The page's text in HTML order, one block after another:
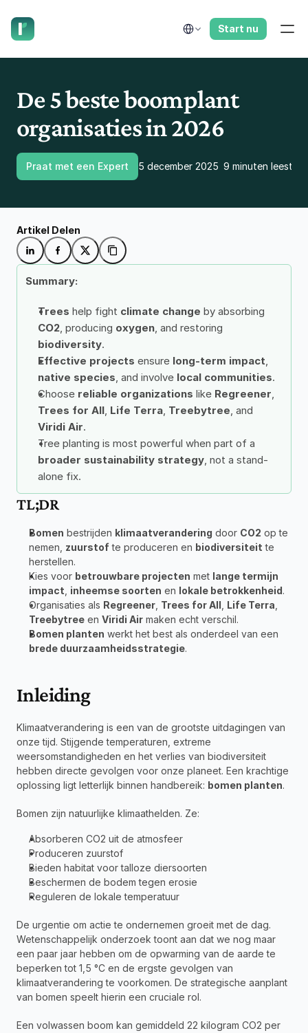
Select Language
Start nu
De 5 beste boomplant
organisaties in 2026
Praat met een Expert 5 december 2025 9 minuten leestijd
Summary:
Trees help fight climate change
CO2, producing oxygen
biodiversity.
Effective projects ensure long-term impact
native species, and involve local communities.
Choose reliable organizations like Regreener
Trees for All, Life Terra, Treebytree
Viridi Air.
broader sustainability strategy, not a stand-
alone fix.
TL;DR
Bomen bestrijden klimaatverandering door CO2 op te
nemen, zuurstof te produceren en biodiversiteit te
herstellen.
Kies voor betrouwbare projecten met lange termijn
impact inheemse soorten en lokale betrokkenheid.
Organisaties als Regreener Trees for All Life Terra
Treebytree en Viridi Air maken echt verschil.
Bomen planten
brede duurzaamheidsstrategie.
Inleiding
Klimaatverandering is een van de grootste uitdagingen van
onze tijd. Stijgende temperaturen, extreme
weersomstandigheden en het verlies van biodiversiteit
hebben directe gevolgen voor onze planeet. Een krachtige
oplossing ligt letterlijk binnen handbereik: bomen planten.
Bomen zijn natuurlijke klimaathelden. Ze:
Absorberen CO2 uit de atmosfeer
Produceren zuurstof
Bieden habitat voor talloze diersoorten
Beschermen de bodem tegen erosie
Reguleren de lokale temperatuur
De urgentie om actie te ondernemen groeit met de dag.
Wetenschappelijk onderzoek toont aan dat we nog maar
een paar jaar hebben om de opwarming van de aarde te
beperken tot 1,5 °C en de ergste gevolgen van
klimaatverandering te voorkomen. De strategische aanplant
van bomen speelt hierin een cruciale rol.
Een volwassen boom kan gemiddeld 22 kilogram CO2 per
Artikel Delen